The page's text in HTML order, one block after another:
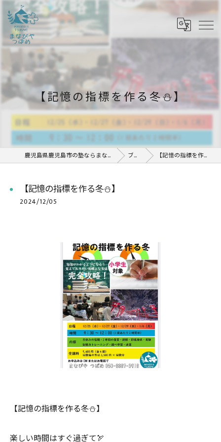
【記憶の指標を作る冬⛄️】
鹿児島県鹿児島市の塾ならまなびや つばめ ブログ 【記憶の指標を作る冬⛄️】
【記憶の指標を作る冬⛄️】
2024/12/05
【記憶の指標を作る冬⛄️】
楽しい時間はすぐ過ぎて🏹